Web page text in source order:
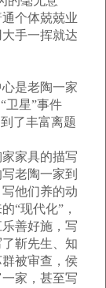
个体兢兢业
手一挥就达
是老陶一家
卫星”事件
了丰富离题
家具的描写
老陶一家到
他们养的动
“现代化”，
善好施，写
靳先生、知
被审查，侯
家，甚至写